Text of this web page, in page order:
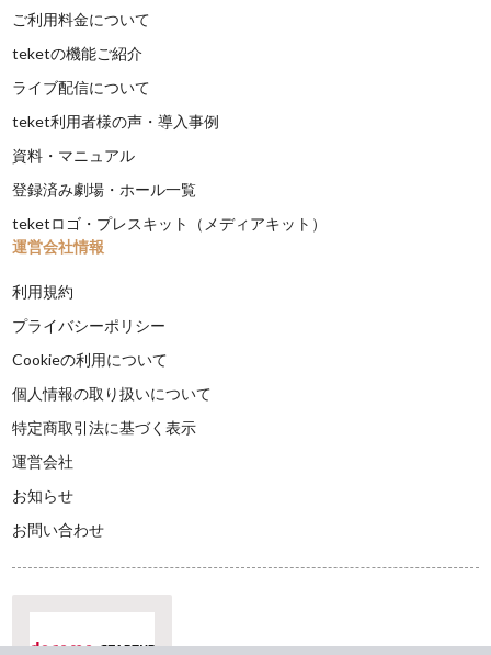
ご利用料金について
teketの機能ご紹介
ライブ配信について
teket利用者様の声・導入事例
資料・マニュアル
登録済み劇場・ホール一覧
teketロゴ・プレスキット（メディアキット）
運営会社情報
利用規約
プライバシーポリシー
Cookieの利用について
個人情報の取り扱いについて
特定商取引法に基づく表示
運営会社
お知らせ
お問い合わせ